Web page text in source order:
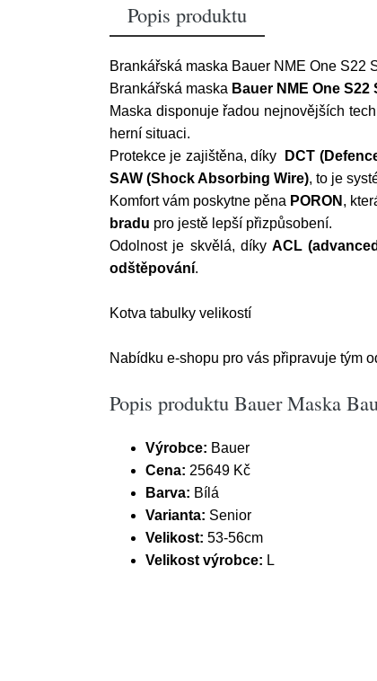
Popis produktu
Brankářská maska Bauer NME One S22
Brankářská maska Bauer NME One S22
Maska disponuje řadou nejnovějších
herní situaci.
Protekce je zajištěna, díky
DCT
SAW (Shock Absorbing Wire), to je
Komfort vám poskytne pěna PORON ,
bradu pro jestě lepší přizpůsobení.
Odolnost je skvělá, díkyACL
odštěpování.
Kotva tabulky velikostí
Nabídku e-shopu pro vás připravuje tým
Popis produktu Bauer Maska
Výrobce: Bauer
Cena: 25649 Kč
Barva: Bílá
Varianta: Senior
Velikost: 53-56cm
Velikost výrobce: L